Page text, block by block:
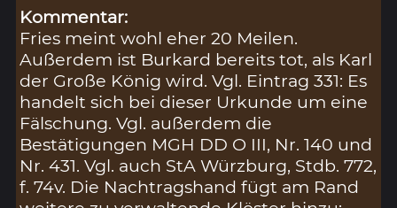
Kommentar:
Fries meint wohl eher 20 Meilen.
Außerdem ist Burkard bereits tot, als Karl
der Große König wird. Vgl. Eintrag 331: Es
handelt sich bei dieser Urkunde um eine
Fälschung. Vgl. außerdem die
Bestätigungen MGH DD O III, Nr. 140 und
Nr. 431. Vgl. auch StA Würzburg, Stdb. 772,
f. 74v. Die Nachtragshand fügt am Rand